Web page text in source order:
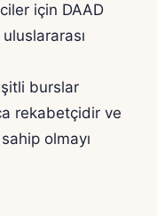
için DAAD
burslar
rekabetçidir ve
olmayı